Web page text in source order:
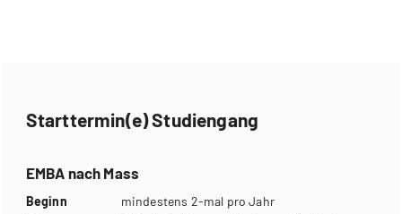
Starttermin(e) Studiengang
EMBA nach Mass
Beginn
mindestens 2-mal pro Jahr